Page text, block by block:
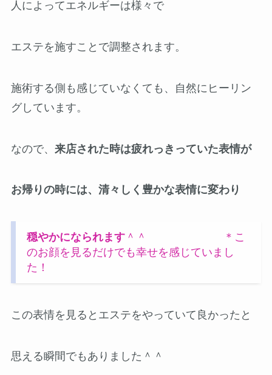
人によってエネルギーは様々で
エステを施すことで調整されます。
施術する側も感じていなくても、自然にヒーリン
グしています。
なので、 来店された時は疲れっきっていた表情が
お帰りの時には、清々しく豊かな表情に変わり
穏やかになられます＾＾ ＊こ
のお顔を見るだけでも幸せを感じていまし
た！
この表情を見るとエステをやっていて良かったと
思える瞬間でもありました＾＾